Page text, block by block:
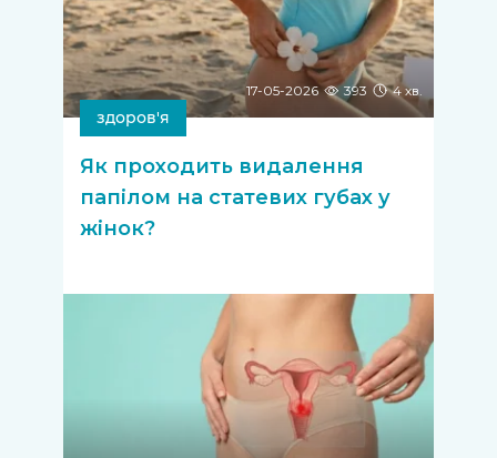
17-05-2026 393 4 хв.
здоров'я
Як проходить видалення
папілом на статевих губах у
жінок?